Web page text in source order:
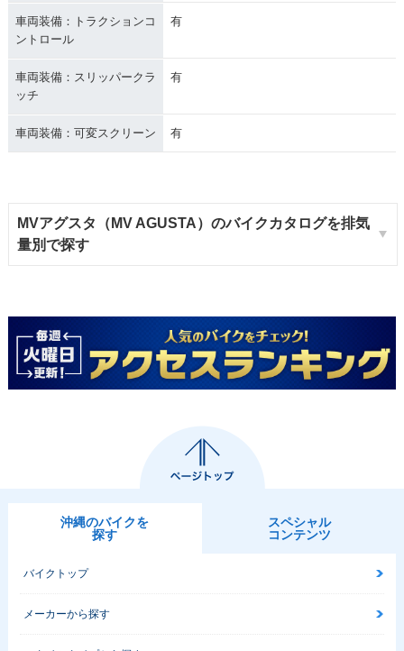
車両装備：トラクションコ
ントロール
有
車両装備：スリッパークラ
ッチ
有
車両装備：可変スクリーン 有
MVアグスタ（MV AGUSTA）のバイクカタログを排気
量別で探す
沖縄のバイクを
探す
スペシャル
コンテンツ
バイクトップ
メーカーから探す